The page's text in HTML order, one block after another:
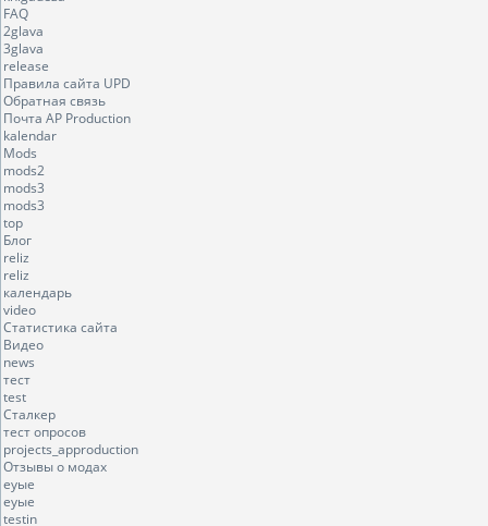
FAQ
2glava
3glava
release
Правила сайта UPD
Обратная связь
Почта AP Production
kalendar
Mods
mods2
mods3
mods3
top
Блог
reliz
reliz
календарь
video
Статистика сайта
Видео
news
тест
test
Сталкер
тест опросов
projects_approduction
Отзывы о модах
еуые
еуые
testin